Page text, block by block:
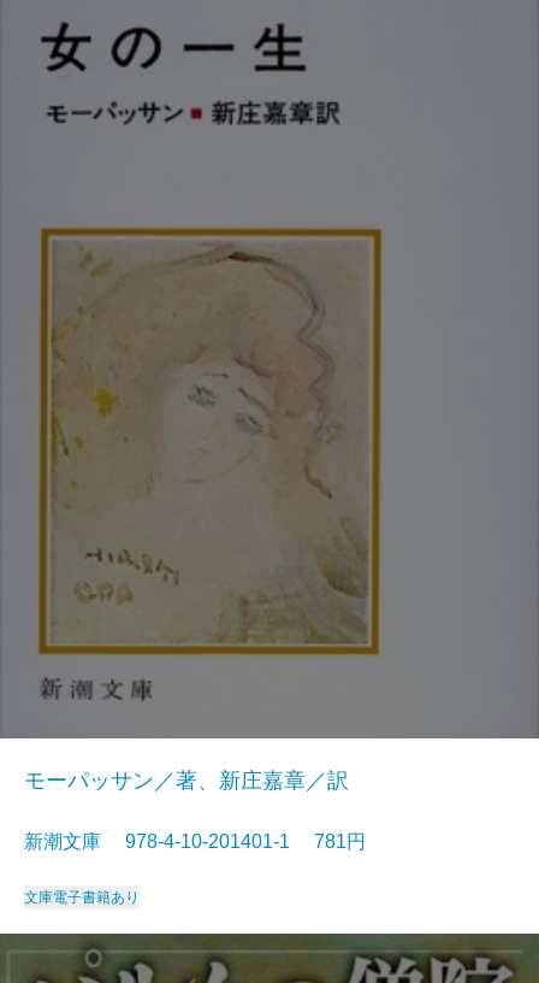
モーパッサン／著、新庄嘉章／訳
新潮文庫 978-4-10-201401-1 781円
文庫電子書籍あり